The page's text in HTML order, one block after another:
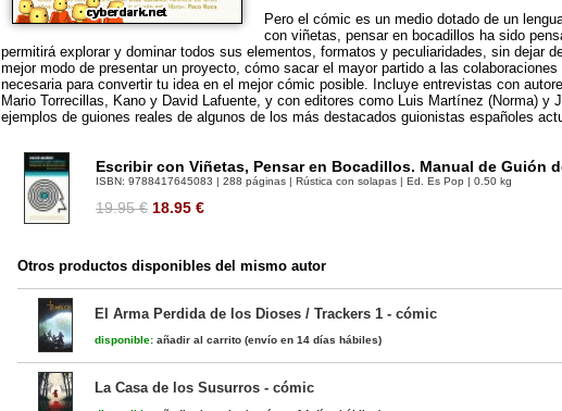
Pero el cómic es un medio dotado de un
con viñetas, pensar en bocadillos ha sido
permitirá explorar y dominar todos sus elementos, formatos y peculiaridades, sin dejar
mejor modo de presentar un proyecto, cómo sacar el mayor partido a las
necesaria para convertir tu idea en el mejor cómic posible. Incluye entrevistas con
Mario Torrecillas, Kano y David Lafuente, y con editores como Luis Martínez (Norma) y
ejemplos de guiones reales de algunos de los más destacados guionistas españoles
Escribir con Viñetas, Pensar en Bocadillos. Manual de Guión
ISBN: 9788417645083 | 288 páginas | Rústica con solapas | Ed. Es Pop | 0.50 kg
19.95 € 18.95 €
Otros productos disponibles del mismo autor
El Arma Perdida de los Dioses / Trackers 1 - cómic
disponible: añadir al carrito (envío en 14 días hábiles)
La Casa de los Susurros - cómic